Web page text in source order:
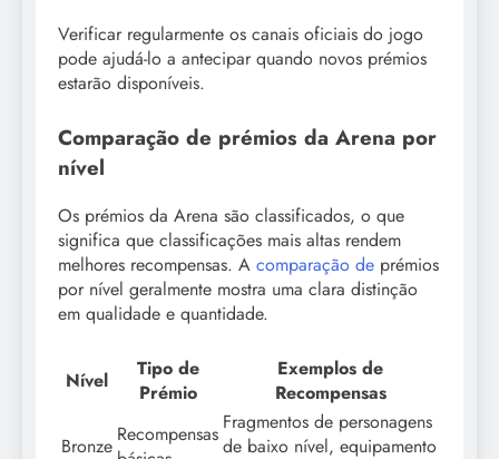
Verificar regularmente os canais oficiais do jogo
pode ajudá-lo a antecipar quando novos prémios
estarão disponíveis.
Comparação de prémios da Arena por
nível
Os prémios da Arena são classificados, o que
significa que classificações mais altas rendem
melhores recompensas. A comparação de prémios
por nível geralmente mostra uma clara distinção
em qualidade e quantidade.
Nível
Tipo de
Prémio
Exemplos de
Recompensas
Bronze Recompensas Fragmentos de personagens
de baixo nível, equipamento